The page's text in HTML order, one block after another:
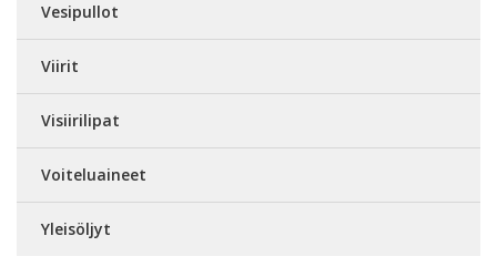
Vesipullot
Viirit
Visiirilipat
Voiteluaineet
Yleisöljyt